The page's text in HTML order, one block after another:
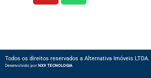
Todos os direitos reservados a Alternativa Imóveis LTDA.
Desenvolvido por NX9 TECNOLOGIA